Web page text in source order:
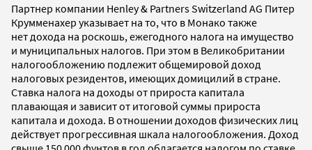
Партнер компании Henley & Partners Switzerland AG Питер
Крумменахер указывает на то, что в Монако также
нет дохода на роскошь, ежегодного налога на имущество
и муниципальных налогов. При этом в Великобритании
налогообложению подлежит общемировой доход
налоговых резидентов, имеющих домицилий в стране.
Ставка налога на доходы от прироста капитала
плавающая и зависит от итоговой суммы прироста
капитала и дохода. В отношении доходов физических лиц
действует прогрессивная шкала налогообложения. Доход